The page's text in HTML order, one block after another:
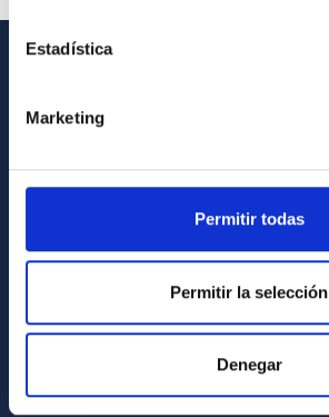
Estadística
Marketing
Permitir todas
Permitir la selección
Denegar
How to get to the IAC
Library
ABOUT THE IAC